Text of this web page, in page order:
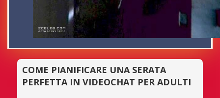
COME PIANIFICARE UNA SERATA
PERFETTA IN VIDEOCHAT PER ADULTI